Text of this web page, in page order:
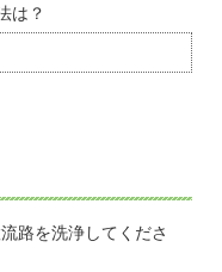
は？
路を洗浄してくださ